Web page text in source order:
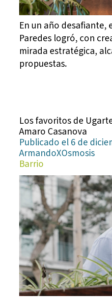
En un año desafiante,
Paredes logró, con
mirada estratégica,
propuestas.
Los favoritos de
Amaro Casanova
Publicado el 6 de
ArmandoXOsmosis
Barrio